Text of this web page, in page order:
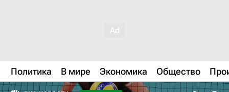
Политика В мире Экономика Общество